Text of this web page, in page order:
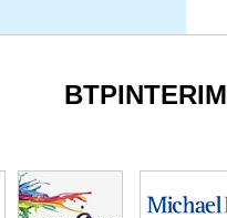
BTPINTERIM